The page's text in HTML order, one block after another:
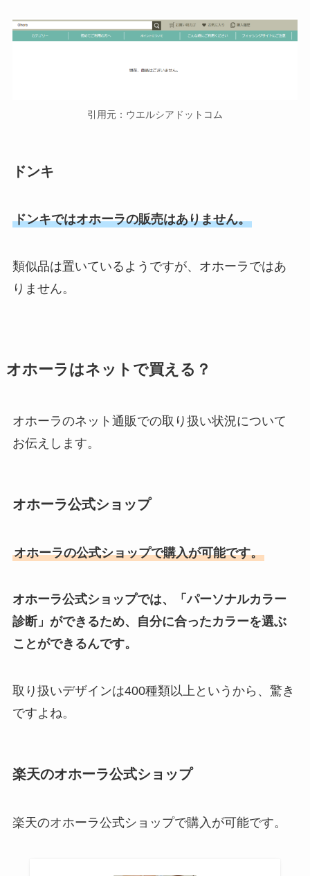
引用元：ウエルシアドットコム
ドンキ
ドンキではオホーラの販売はありません。
類似品は置いているようですが、オホーラではあ
りません。
オホーラはネットで買える？
オホーラのネット通販での取り扱い状況について
お伝えします。
オホーラ公式ショップ
オホーラの公式ショップで購入が可能です。
オホーラ公式ショップでは、「パーソナルカラー
診断」ができるため、自分に合ったカラーを選ぶ
ことができるんです。
取り扱いデザインは400種類以上というから、驚き
ですよね。
楽天のオホーラ公式ショップ
楽天のオホーラ公式ショップで購入が可能です。